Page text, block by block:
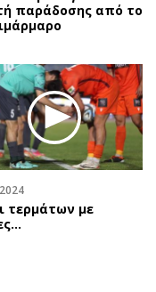
παράδοσης από το
τερμάτων με